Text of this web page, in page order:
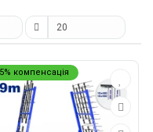
компенсація